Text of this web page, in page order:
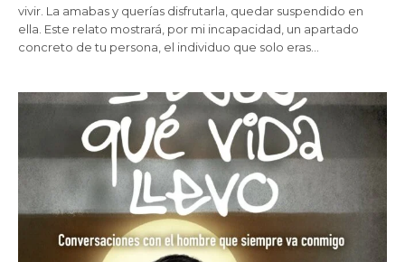
vivir. La amabas y querías disfrutarla, quedar suspendido en
ella. Este relato mostrará, por mi incapacidad, un apartado
concreto de tu persona, el individuo que solo eras…